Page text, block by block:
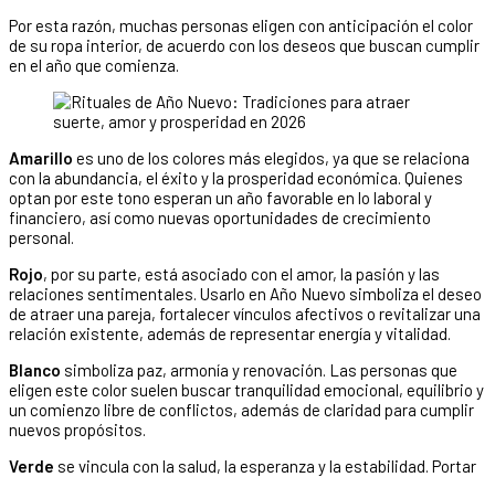
Por esta razón, muchas personas eligen con anticipación el color
de su ropa interior, de acuerdo con los deseos que buscan cumplir
en el año que comienza.
Amarillo es uno de los colores más elegidos, ya que se relaciona
con la abundancia, el éxito y la prosperidad económica. Quienes
optan por este tono esperan un año favorable en lo laboral y
financiero, así como nuevas oportunidades de crecimiento
personal.
Rojo, por su parte, está asociado con el amor, la pasión y las
relaciones sentimentales. Usarlo en Año Nuevo simboliza el deseo
de atraer una pareja, fortalecer vínculos afectivos o revitalizar una
relación existente, además de representar energía y vitalidad.
Blanco simboliza paz, armonía y renovación. Las personas que
eligen este color suelen buscar tranquilidad emocional, equilibrio y
un comienzo libre de conflictos, además de claridad para cumplir
nuevos propósitos.
Verde se vincula con la salud, la esperanza y la estabilidad. Portar